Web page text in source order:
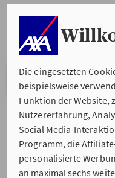
Die eingesetzten
beispielsweise
Funktion der Website,
Nutzererfahrung,
Social Media-
Programm, die
personalisierte
an maximal sechs